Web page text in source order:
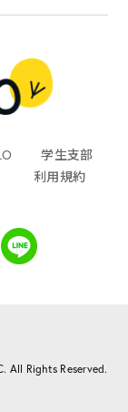
学生支部
利用規約
All Rights Reserved.